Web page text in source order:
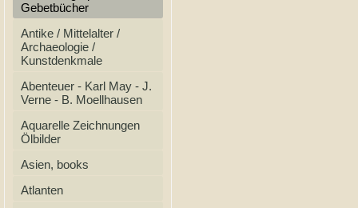
Gebetbücher
Antike / Mittelalter /
Archaeologie /
Kunstdenkmale
Abenteuer - Karl May - J.
Verne - B. Moellhausen
Aquarelle Zeichnungen
Ölbilder
Asien, books
Atlanten